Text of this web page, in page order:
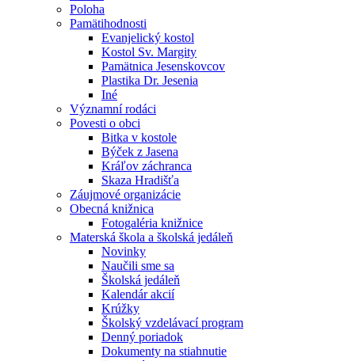
Poloha
Pamätihodnosti
Evanjelický kostol
Kostol Sv. Margity
Pamätnica Jesenskovcov
Plastika Dr. Jesenia
Iné
Významní rodáci
Povesti o obci
Bitka v kostole
Býček z Jasena
Kráľov záchranca
Skaza Hradišťa
Záujmové organizácie
Obecná knižnica
Fotogaléria knižnice
Materská škola a školská jedáleň
Novinky
Naučili sme sa
Školská jedáleň
Kalendár akcií
Krúžky
Školský vzdelávací program
Denný poriadok
Dokumenty na stiahnutie